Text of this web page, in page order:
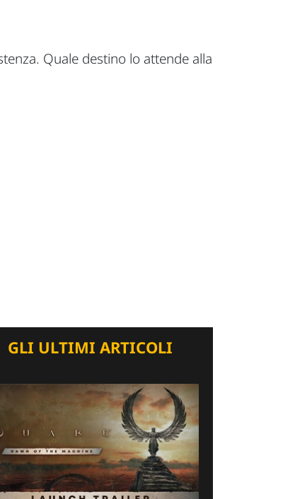
Quale destino lo attende alla
GLI ULTIMI ARTICOLI